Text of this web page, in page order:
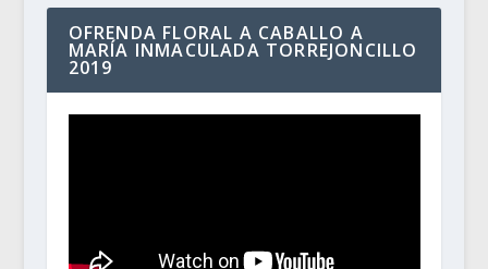
OFRENDA FLORAL A CABALLO A
MARÍA INMACULADA TORREJONCILLO
2019